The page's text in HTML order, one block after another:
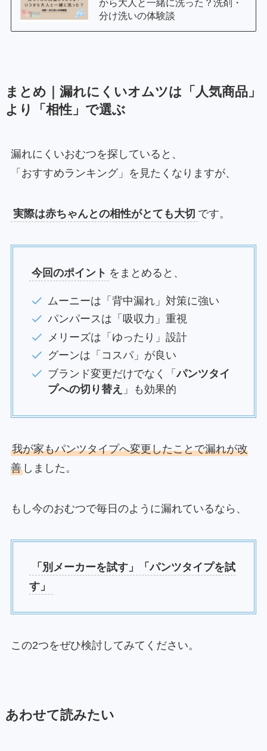
から大人と一緒に洗った？洗剤・
分け洗いの体験談
まとめ｜漏れにくいオムツは「人気商品」
より「相性」で選ぶ
漏れにくいおむつを探していると、
「おすすめランキング」を見たくなりますが、
実際は赤ちゃんとの相性がとても大切 です。
今回のポイント をまとめると、
ムーニーは「背中漏れ」対策に強い
パンパースは「吸収力」重視
メリーズは「ゆったり」設計
グーンは「コスパ」が良い
ブランド変更だけでなく「パンツタイ
プへの切り替え 」も効果的
我が家もパンツタイプへ変更したことで漏れが改
善しました。
もし今のおむつで毎日のように漏れているなら、
「別メーカーを試す」「パンツタイプを試
す」
この2つをぜひ検討してみてください。
あわせて読みたい